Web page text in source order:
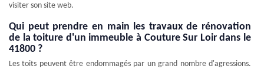
visiter son site web.
Qui peut prendre en main les travaux de rénovation
de la toiture d'un immeuble à Couture Sur Loir dans le
41800 ?
Les toits peuvent être endommagés par un grand nombre d'agressions.